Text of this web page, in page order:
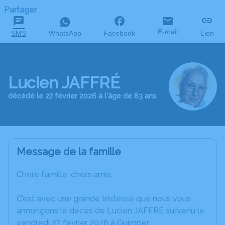
Partager
SMS WhatsApp Facebook E-mail Lien
Lucien JAFFRÉ
décédé le 27 février 2026 à l'âge de 83 ans
Message de la famille
Chère famille, chers amis,
C’est avec une grande tristesse que nous vous
annonçons le décès de Lucien JAFFRÉ survenu le
vendredi 27 février 2026 à Quimper.